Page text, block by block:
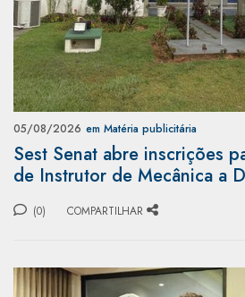
05/08/2026 em Matéria publicitária
Sest Senat abre inscrições
de Instrutor de Mecânica a
(0) COMPARTILHAR